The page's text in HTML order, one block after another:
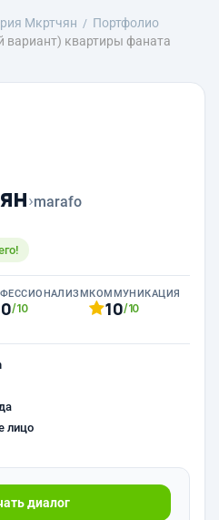
Мкртчян
Портфолио
вариант) квартиры фаната
›marafo
/10
КОММУНИКАЦИЯ
10/10
лицо
диалог